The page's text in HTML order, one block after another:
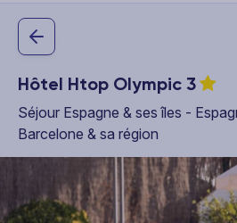
Hôtel Htop Olympic 3
Séjour Espagne & ses îles -
Barcelone & sa région
This carousel shows one large